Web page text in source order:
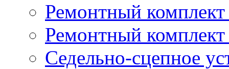
Ремонтный
Ремонтный комплект
Седельно-сцепное